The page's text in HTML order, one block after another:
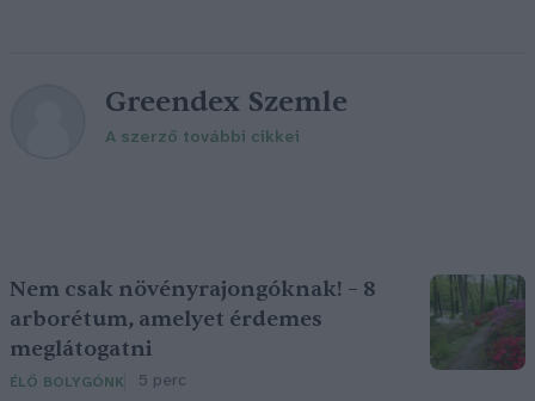
Greendex Szemle
A szerző további cikkei
Nem csak növényrajongóknak! – 8
arborétum, amelyet érdemes
meglátogatni
ÉLŐ BOLYGÓNK 5 perc